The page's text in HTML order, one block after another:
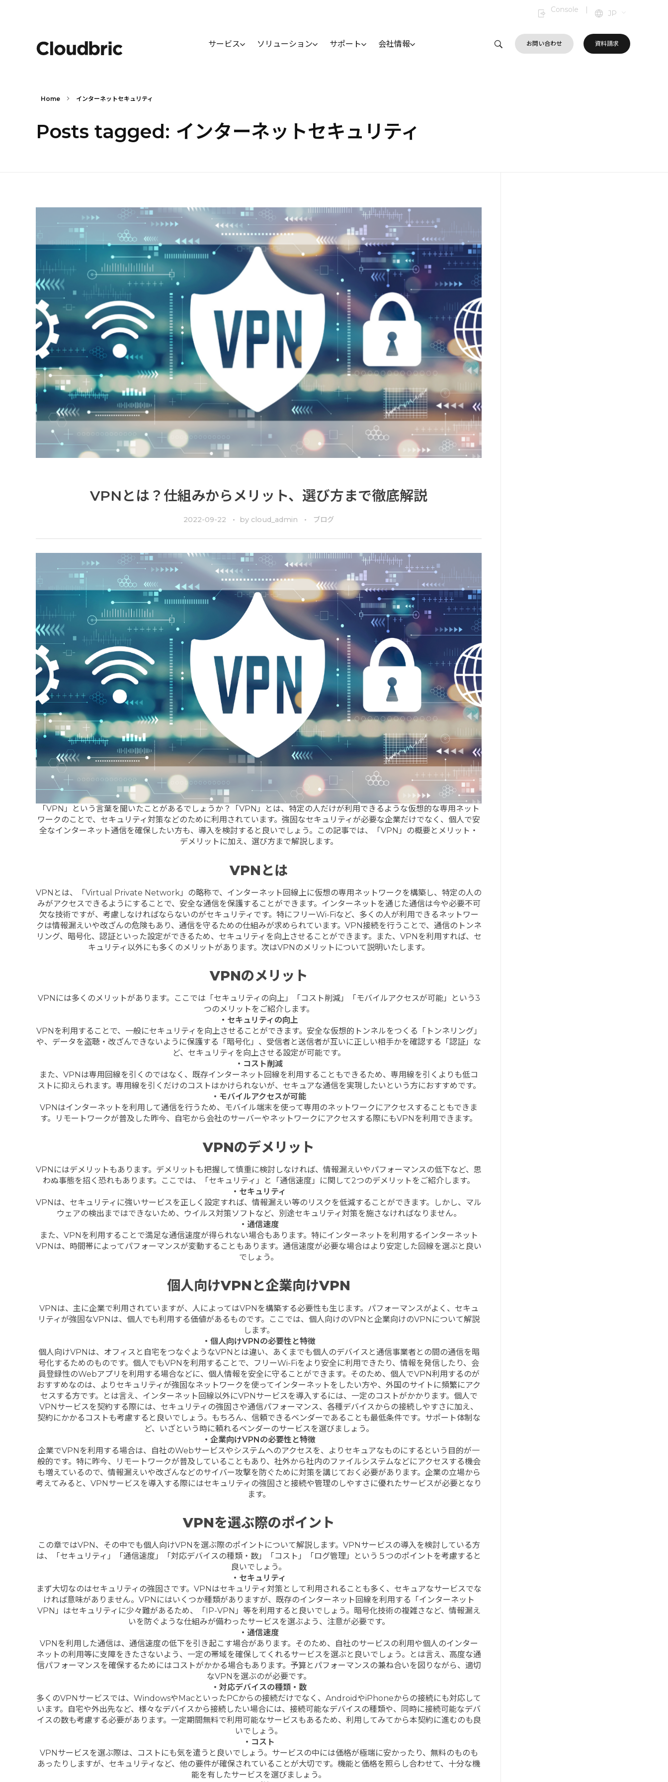
Console | JP
サービス ソリューション サポート 会社情報 お問い合わせ 資料請求
Home インターネットセキュリティ
Posts tagged: インターネットセキュリティ
VPNとは？仕組みからメリット、選び方まで徹底解説
2022-09-22 by cloud_admin ブログ
「VPN」という言葉を聞いたことがあるでしょうか？「VPN」とは、特定の人だけが利用できるような仮想的な専用ネット
ワークのことで、セキュリティ対策などのために利用されています。強固なセキュリティが必要な企業だけでなく、個人で安
全なインターネット通信を確保したい方も、導入を検討すると良いでしょう。この記事では、「VPN」の概要とメリット・
デメリットに加え、選び方まで解説します。
VPNとは
VPNとは、「Virtual Private Network」の略称で、インターネット回線上に仮想の専用ネットワークを構築し、特定の人の
みがアクセスできるようにすることで、安全な通信を保護することができます。インターネットを通じた通信は今や必要不可
欠な技術ですが、考慮しなければならないのがセキュリティです。特にフリーWi-Fiなど、多くの人が利用できるネットワー
クは情報漏えいや改ざんの危険もあり、通信を守るための仕組みが求められています。VPN接続を行うことで、通信のトンネ
リング、暗号化、認証といった設定ができるため、セキュリティを向上させることができます。また、VPNを利用すれば、セ
キュリティ以外にも多くのメリットがあります。次はVPNのメリットについて説明いたします。
VPNのメリット
VPNには多くのメリットがあります。ここでは「セキュリティの向上」「コスト削減」「モバイルアクセスが可能」という3
つのメリットをご紹介します。
・セキュリティの向上
VPNを利用することで、一般にセキュリティを向上させることができます。安全な仮想的トンネルをつくる「トンネリング」
や、データを盗聴・改ざんできないように保護する「暗号化」、受信者と送信者が互いに正しい相手かを確認する「認証」な
ど、セキュリティを向上させる設定が可能です。
・コスト削減
また、VPNは専用回線を引くのではなく、既存インターネット回線を利用することもできるため、専用線を引くよりも低コ
ストに抑えられます。専用線を引くだけのコストはかけられないが、セキュアな通信を実現したいという方におすすめです。
・モバイルアクセスが可能
VPNはインターネットを利用して通信を行うため、モバイル端末を使って専用のネットワークにアクセスすることもできま
す。リモートワークが普及した昨今、自宅から会社のサーバーやネットワークにアクセスする際にもVPNを利用できます。
VPNのデメリット
VPNにはデメリットもあります。デメリットも把握して慎重に検討しなければ、情報漏えいやパフォーマンスの低下など、思
わぬ事態を招く恐れもあります。ここでは、「セキュリティ」と「通信速度」に関して2つのデメリットをご紹介します。
・セキュリティ
VPNは、セキュリティに強いサービスを正しく設定すれば、情報漏えい等のリスクを低減することができます。しかし、マル
ウェアの検出まではできないため、ウイルス対策ソフトなど、別途セキュリティ対策を施さなければなりません。
・通信速度
また、VPNを利用することで満足な通信速度が得られない場合もあります。特にインターネットを利用するインターネット
VPNは、時間帯によってパフォーマンスが変動することもあります。通信速度が必要な場合はより安定した回線を選ぶと良い
でしょう。
個人向けVPNと企業向けVPN
VPNは、主に企業で利用されていますが、人によってはVPNを構築する必要性も生じます。パフォーマンスがよく、セキュ
リティが強固なVPNは、個人でも利用する価値があるものです。ここでは、個人向けのVPNと企業向けのVPNについて解説
します。
・個人向けVPNの必要性と特徴
個人向けVPNは、オフィスと自宅をつなぐようなVPNとは違い、あくまでも個人のデバイスと通信事業者との間の通信を暗
号化するためのものです。個人でもVPNを利用することで、フリーWi-Fiをより安全に利用できたり、情報を発信したり、会
員登録性のWebアプリを利用する場合などに、個人情報を安全に守ることができます。そのため、個人でVPN利用するのが
おすすめなのは、よりセキュリティが強固なネットワークを使ってインターネットをしたい方や、外国のサイトに頻繁にアク
セスする方です。とは言え、インターネット回線以外にVPNサービスを導入するには、一定のコストがかかります。個人で
VPNサービスを契約する際には、セキュリティの強固さや通信パフォーマンス、各種デバイスからの接続しやすさに加え、
契約にかかるコストも考慮すると良いでしょう。もちろん、信頼できるベンダーであることも最低条件です。サポート体制な
ど、いざという時に頼れるベンダーのサービスを選びましょう。
・企業向けVPNの必要性と特徴
企業でVPNを利用する場合は、自社のWebサービスやシステムへのアクセスを、よりセキュアなものにするという目的が一
般的です。特に昨今、リモートワークが普及していることもあり、社外から社内のファイルシステムなどにアクセスする機会
も増えているので、情報漏えいや改ざんなどのサイバー攻撃を防ぐために対策を講じておく必要があります。企業の立場から
考えてみると、VPNサービスを導入する際にはセキュリティの強固さと接続や管理のしやすさに優れたサービスが必要となり
ます。
VPNを選ぶ際のポイント
この章ではVPN、その中でも個人向けVPNを選ぶ際のポイントについて解説します。VPNサービスの導入を検討している方
は、「セキュリティ」「通信速度」「対応デバイスの種類・数」「コスト」「ログ管理」という５つのポイントを考慮すると
良いでしょう。
・セキュリティ
まず大切なのはセキュリティの強固さです。VPNはセキュリティ対策として利用されることも多く、セキュアなサービスでな
ければ意味がありません。VPNにはいくつか種類がありますが、既存のインターネット回線を利用する「インターネット
VPN」はセキュリティに少々難があるため、「IP-VPN」等を利用すると良いでしょう。暗号化技術の複雑さなど、情報漏え
いを防ぐような仕組みが備わったサービスを選ぶよう、注意が必要です。
・通信速度
VPNを利用した通信は、通信速度の低下を引き起こす場合があります。そのため、自社のサービスの利用や個人のインター
ネットの利用等に支障をきたさないよう、一定の帯域を確保してくれるサービスを選ぶと良いでしょう。とは言え、高度な通
信パフォーマンスを確保するためにはコストがかかる場合もあります。予算とパフォーマンスの兼ね合いを図りながら、適切
なVPNを選ぶのが必要です。
・対応デバイスの種類・数
多くのVPNサービスでは、WindowsやMacといったPCからの接続だけでなく、AndroidやiPhoneからの接続にも対応して
います。自宅や外出先など、様々なデバイスから接続したい場合には、接続可能なデバイスの種類や、同時に接続可能なデバ
イスの数も考慮する必要があります。一定期間無料で利用可能なサービスもあるため、利用してみてから本契約に進むのも良
いでしょう。
・コスト
VPNサービスを選ぶ際は、コストにも気を遣うと良いでしょう。サービスの中には価格が極端に安かったり、無料のものも
あったりしますが、セキュリティなど、他の要件が確保されていることが大切です。機能と価格を照らし合わせて、十分な機
能を有したサービスを選びましょう。